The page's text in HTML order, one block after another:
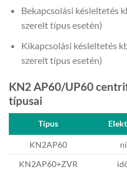
Bekapcsolási késleltetés
szerelt típus esetén)
Kikapcsolási késleltetés
szerelt típus esetén)
KN2 AP60/UP60
típusai
KN2AP60
KN2AP60+ZVR
Típus